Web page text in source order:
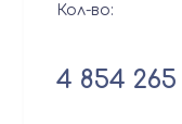
Кол-во:
4 854 265